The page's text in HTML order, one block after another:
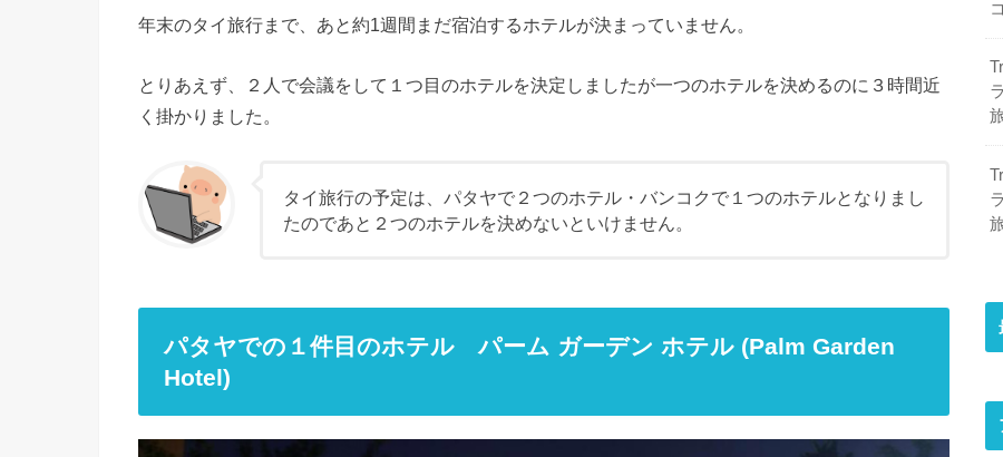
年末のタイ旅行まで、あと約1週間まだ宿泊するホテルが決まっていません。
とりあえず、２人で会議をして１つ目のホテルを決定しましたが一つのホテルを決めるのに３時間近
く掛かりました。
タイ旅行の予定は、パタヤで２つのホテル・バンコクで１つのホテルとなりまし
たのであと２つのホテルを決めないといけません。
パタヤでの１件目のホテル パーム ガーデン ホテル (Palm Garden
Hotel)